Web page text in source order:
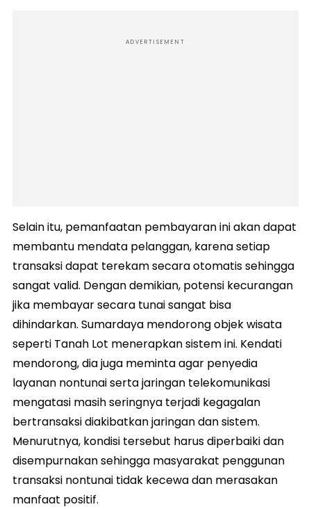
ADVERTISEMENT
Selain itu, pemanfaatan pembayaran ini akan dapat
membantu mendata pelanggan, karena setiap
transaksi dapat terekam secara otomatis sehingga
sangat valid. Dengan demikian, potensi kecurangan
jika membayar secara tunai sangat bisa
dihindarkan. Sumardaya mendorong objek wisata
seperti Tanah Lot menerapkan sistem ini. Kendati
mendorong, dia juga meminta agar penyedia
layanan nontunai serta jaringan telekomunikasi
mengatasi masih seringnya terjadi kegagalan
bertransaksi diakibatkan jaringan dan sistem.
Menurutnya, kondisi tersebut harus diperbaiki dan
disempurnakan sehingga masyarakat penggunan
transaksi nontunai tidak kecewa dan merasakan
manfaat positif.